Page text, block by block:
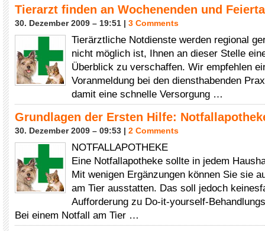
Tierarzt finden an Wochenenden und
30. Dezember 2009 – 19:51 | 3 Comments
Tierärztliche Notdienste werden regional
nicht möglich ist, Ihnen an dieser Stelle
Überblick zu verschaffen. Wir empfehlen
Voranmeldung bei den diensthabenden
damit eine schnelle Versorgung …
Grundlagen der Ersten Hilfe:
30. Dezember 2009 – 09:53 | 2 Comments
NOTFALLAPOTHEKE
Eine Notfallapotheke sollte in jedem
Mit wenigen Ergänzungen können Sie sie
am Tier ausstatten. Das soll jedoch
Aufforderung zu Do-it-yourself-
Bei einem Notfall am Tier …